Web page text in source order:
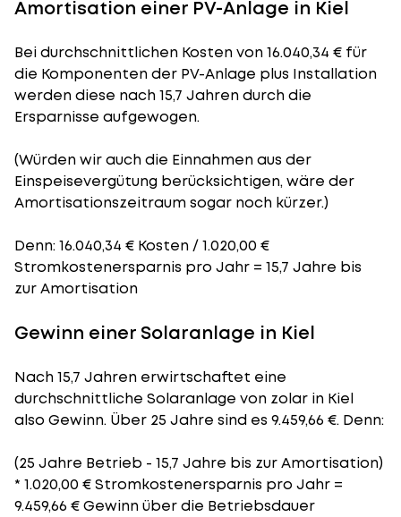
Amortisation einer PV-Anlage in Kiel
Bei durchschnittlichen Kostenvon 16.040,34 € für
die Komponenten der PV-Anlage plus Installation
werden diese nach 15,7 Jahren durch die
Ersparnisse aufgewogen.
(Würden wir auch die Einnahmen aus der
Einspeisevergütung berücksichtigen, wäre der
Amortisationszeitraumsogar noch kürzer.)
Denn: 16.040,34 € Kosten / 1.020,00 €
Stromkostenersparnis pro Jahr = 15,7 Jahre bis
zur Amortisation
Gewinn einer Solaranlage in Kiel
Nach 15,7 Jahren erwirtschaftet eine
durchschnittliche Solaranlage von zolar in Kiel
also Gewinn. Über 25 Jahre sind es 9.459,66 €. Denn:
(25 Jahre Betrieb - 15,7 Jahre bis zur Amortisation)
* 1.020,00 € Stromkostenersparnis pro Jahr =
9.459,66 € Gewinn über die Betriebsdauer